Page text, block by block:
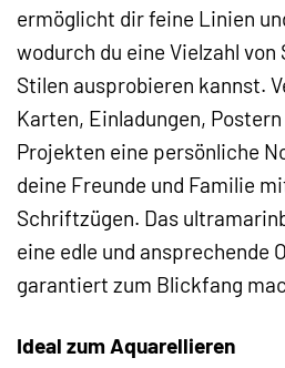
ermöglicht dir feine Linien
wodurch du eine Vielzahl
Stilen ausprobieren kannst.
Karten, Einladungen,
Projekten eine persönliche
deine Freunde und Familie
Schriftzügen. Das
eine edle und ansprechende
garantiert zum Blickfang
Ideal zum Aquarellieren